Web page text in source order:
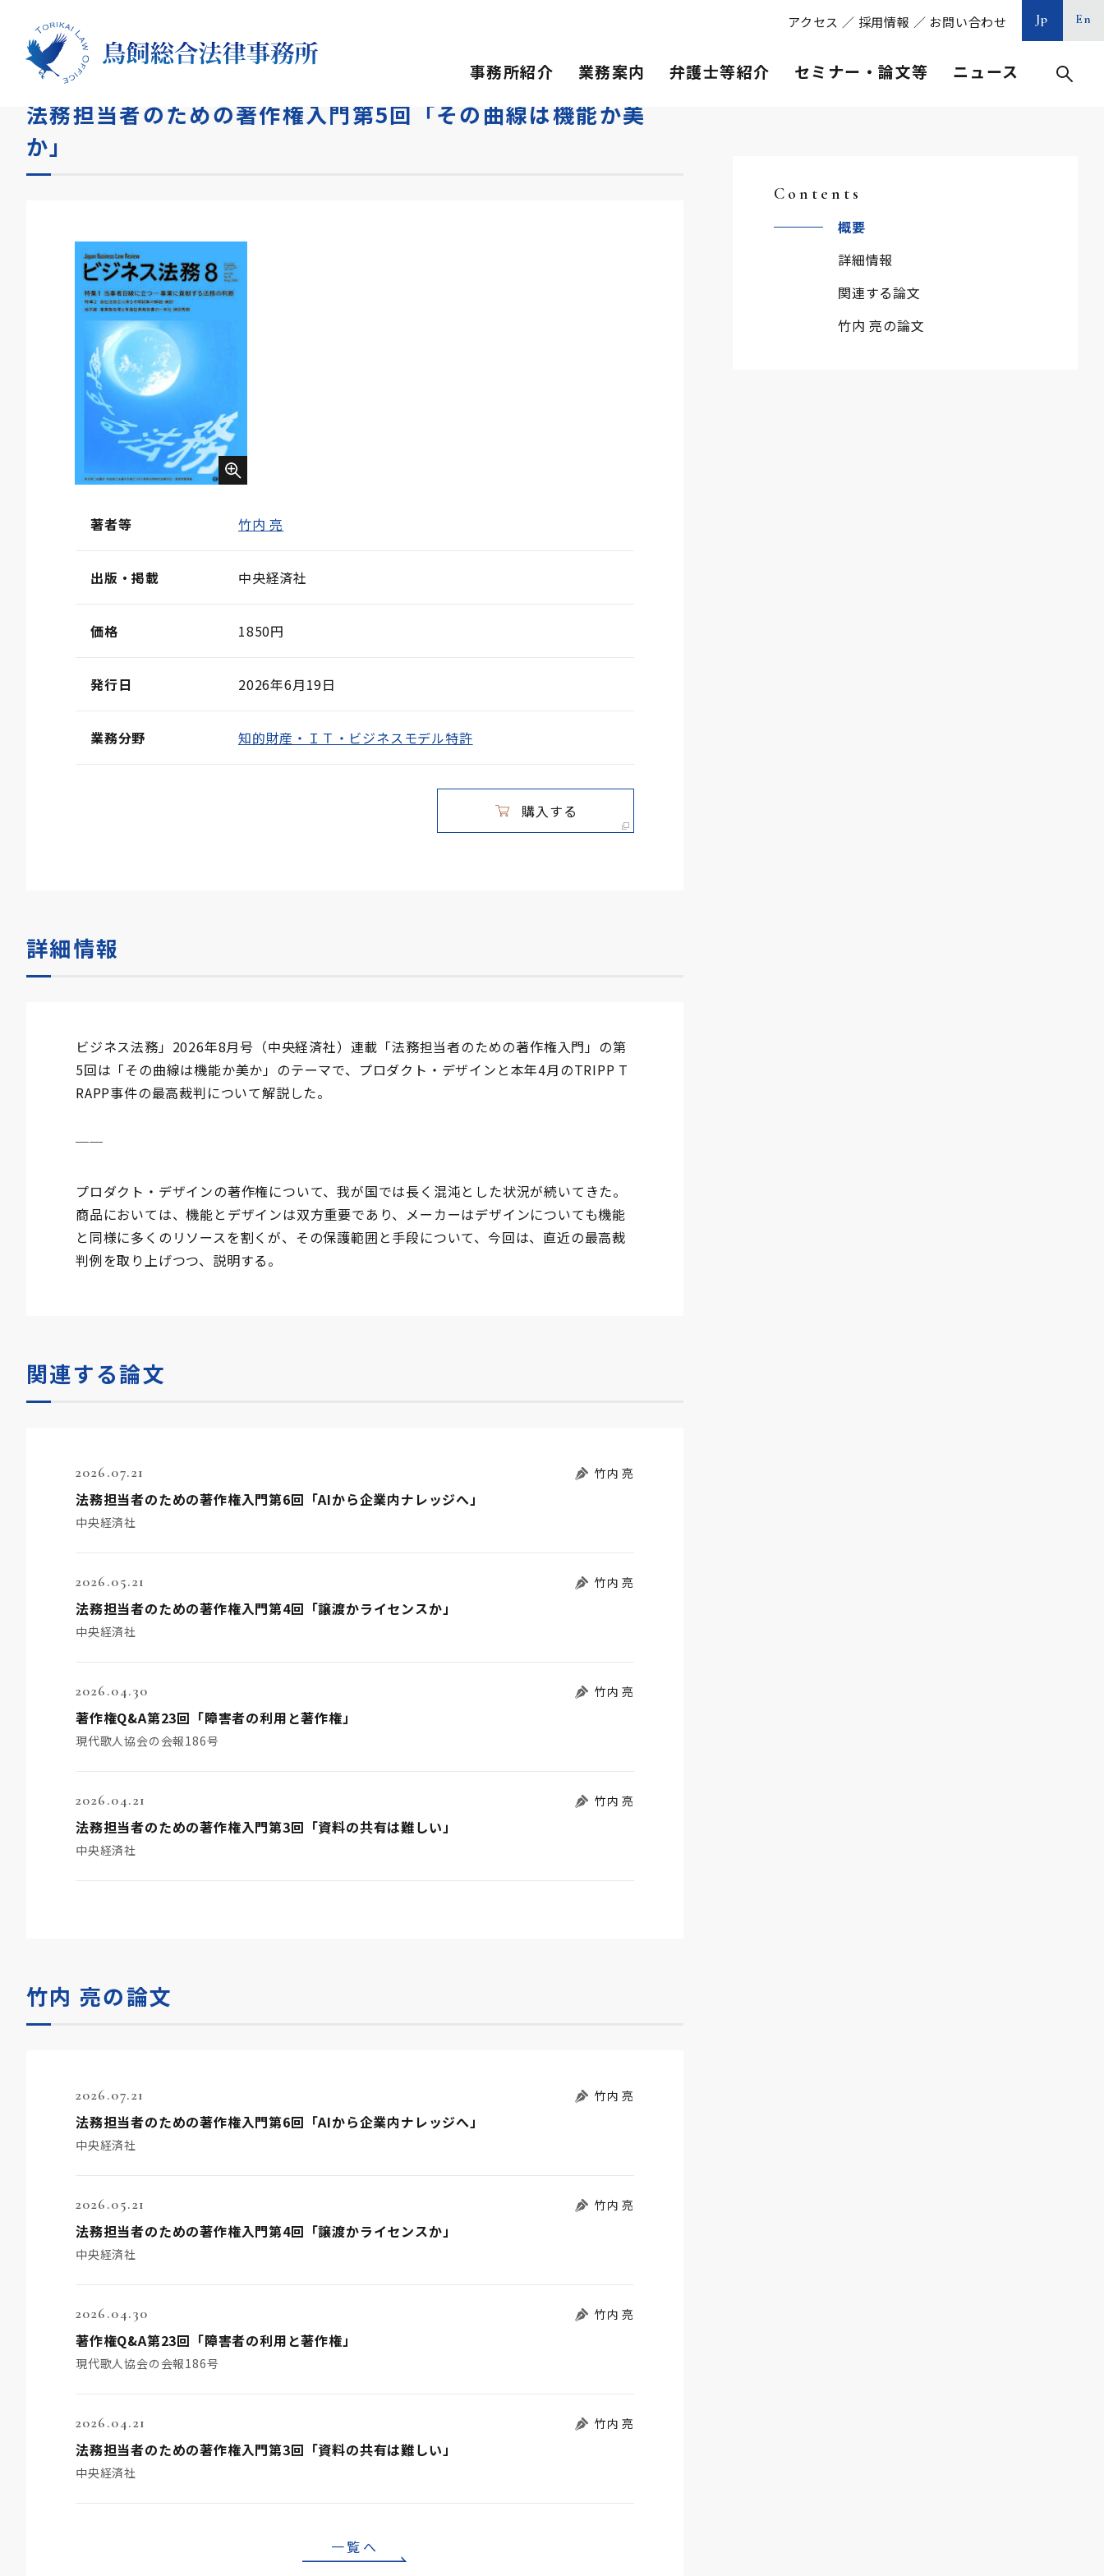
アクセス ／ 採用情報 ／ お問い合わせ Jp En
事務所紹介 業務案内 弁護士等紹介 セミナー・論文等 ニュース
HOME
法務担当者のための著作権入門第5回「その曲線は機能か美
か」
著者等 竹内 亮
出版・掲載 中央経済社
価格 1850円
発行日 2026年6月19日
業務分野 知的財産・ＩＴ・ビジネスモデル特許
購入する
詳細情報
ビジネス法務」2026年8月号（中央経済社）連載「法務担当者のための著作権入門」の第
5回は「その曲線は機能か美か」のテーマで、プロダクト・デザインと本年4月のTRIPP T
RAPP事件の最高裁判について解説した。
──
プロダクト・デザインの著作権について、我が国では長く混沌とした状況が続いてきた。
商品においては、機能とデザインは双方重要であり、メーカーはデザインについても機能
と同様に多くのリソースを割くが、その保護範囲と手段について、今回は、直近の最高裁
判例を取り上げつつ、説明する。
関連する論文
2026.07.21 竹内 亮
法務担当者のための著作権入門第6回「AIから企業内ナレッジへ」
中央経済社
2026.05.21 竹内 亮
法務担当者のための著作権入門第4回「譲渡かライセンスか」
中央経済社
2026.04.30 竹内 亮
著作権Q&A第23回「障害者の利用と著作権」
現代歌人協会の会報186号
2026.04.21 竹内 亮
法務担当者のための著作権入門第3回「資料の共有は難しい」
中央経済社
竹内 亮の論文
2026.07.21 竹内 亮
法務担当者のための著作権入門第6回「AIから企業内ナレッジへ」
中央経済社
2026.05.21 竹内 亮
法務担当者のための著作権入門第4回「譲渡かライセンスか」
中央経済社
2026.04.30 竹内 亮
著作権Q&A第23回「障害者の利用と著作権」
現代歌人協会の会報186号
2026.04.21 竹内 亮
法務担当者のための著作権入門第3回「資料の共有は難しい」
中央経済社
一覧へ
Contents
概要
詳細情報
関連する論文
竹内 亮の論文